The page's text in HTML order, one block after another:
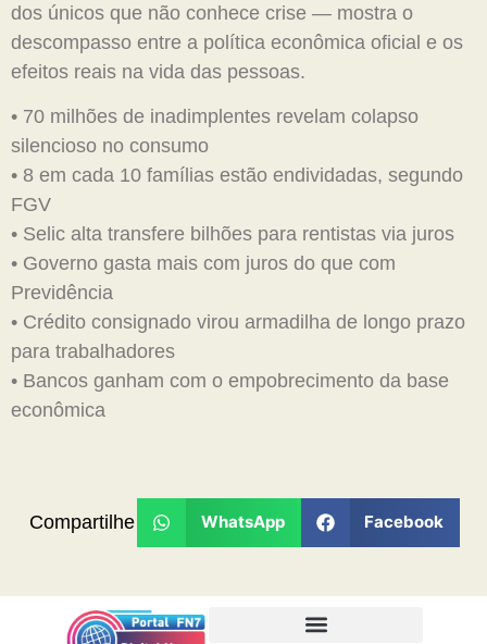
dos únicos que não conhece crise — mostra o
descompasso entre a política econômica oficial e os
efeitos reais na vida das pessoas.
• 70 milhões de inadimplentes revelam colapso
silencioso no consumo
• 8 em cada 10 famílias estão endividadas, segundo
FGV
• Selic alta transfere bilhões para rentistas via juros
• Governo gasta mais com juros do que com
Previdência
• Crédito consignado virou armadilha de longo prazo
para trabalhadores
• Bancos ganham com o empobrecimento da base
econômica
Compartilhe WhatsApp Facebook